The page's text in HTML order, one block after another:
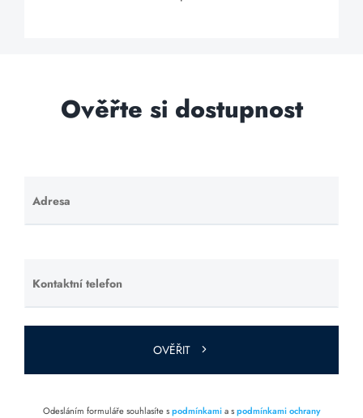
Ověřte si dostupnost
Adresa
Ponechte
toto pole
Kontaktní telefon
Ponechte
toto pole
prázdné.
OVĚŘIT
Odesláním formuláře souhlasíte spodmínkamia spodmínkami ochrany